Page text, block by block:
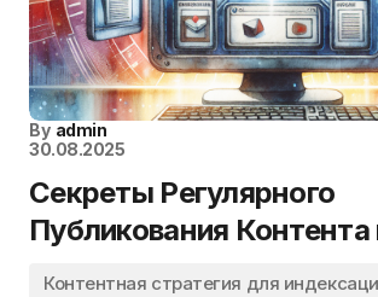
By admin
30.08.2025
Секреты Регулярного
Публикования Контента
Контентная стратегия для